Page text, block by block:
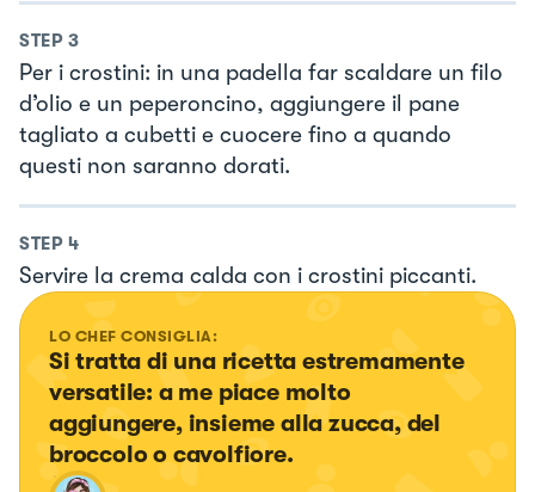
STEP 3
Per i crostini: in una padella far scaldare un filo
d’olio e un peperoncino, aggiungere il pane
tagliato a cubetti e cuocere fino a quando
questi non saranno dorati.
STEP 4
Servire la crema calda con i crostini piccanti.
LO CHEF CONSIGLIA:
Si tratta di una ricetta estremamente
versatile: a me piace molto
aggiungere, insieme alla zucca, del
broccolo o cavolfiore.